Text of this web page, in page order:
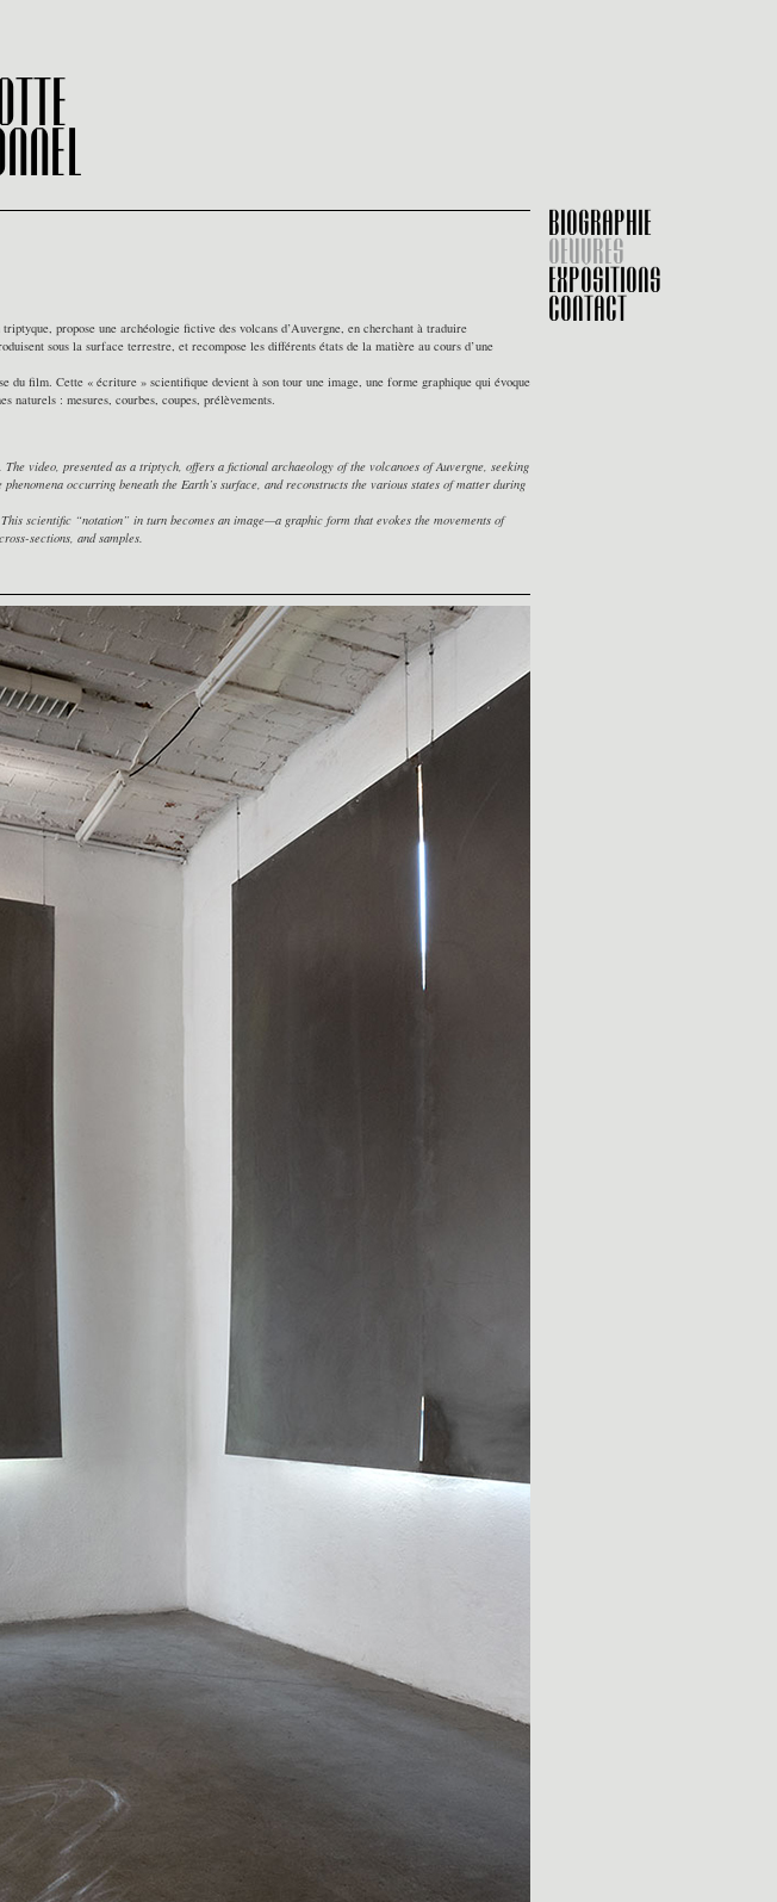
BIOGRAPHIE
OEUVRES
EXPOSITIONS
CONTACT
propose une archéologie fictive des volcans d’Auvergne, en cherchant à traduire
sous la surface terrestre, et recompose les différents états de la matière au cours d’une
film. Cette « écriture » scientifique devient à son tour une image, une forme graphique qui évoque
naturels : mesures, courbes, coupes, prélèvements.
video, presented as a triptych, offers a fictional archaeology of the volcanoes of Auvergne, seeking
occurring beneath the Earth’s surface, and reconstructs the various states of matter during
scientific “notation” in turn becomes an image—a graphic form that evokes the movements of
sections, and samples.